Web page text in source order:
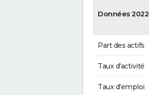
Données 2022
Part des actifs
Taux d'activité
Taux d'emploi